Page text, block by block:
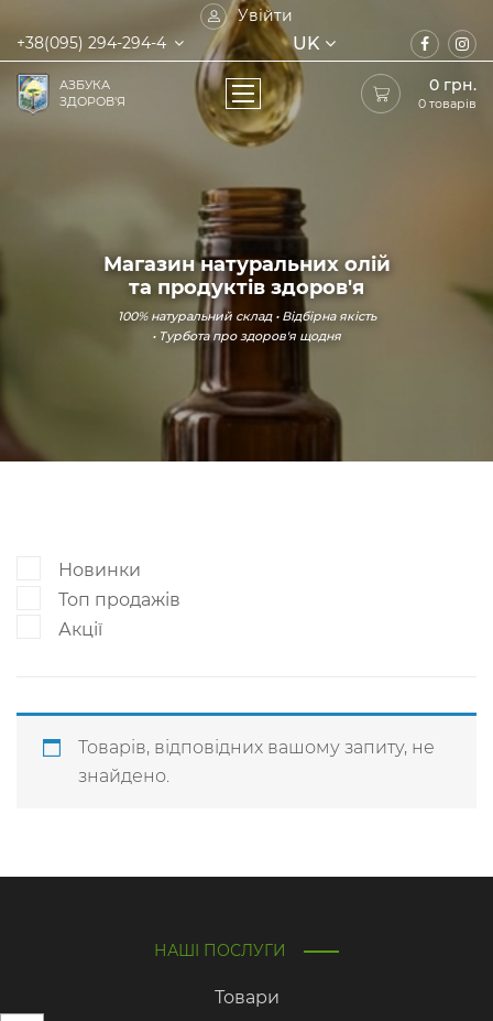
Увійти
+38(095) 294-294-4
UK
АЗБУКА
ЗДОРОВ'Я
0 грн.
0 товарів
Магазин натуральних олій
та продуктів здоров'я
100% натуральний склад • Відбірна якість
• Турбота про здоров'я щодня
Новинки
Топ продажів
Акції
Товарів, відповідних вашому запиту, не
знайдено.
НАШІ ПОСЛУГИ
Товари